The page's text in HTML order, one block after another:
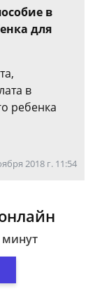
в
для
в
ребенка
2018 г. 11:54
минут